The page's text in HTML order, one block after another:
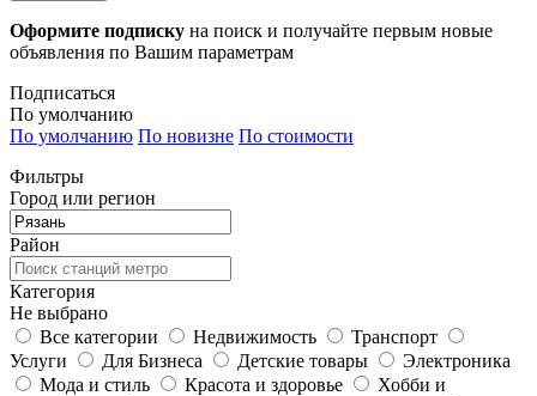
Оформите подписку на поиск и получайте первым новые
объявления по Вашим параметрам
Подписаться
По умолчанию
По умолчанию По новизне По стоимости
Фильтры
Город или регион
Район
Категория
Не выбрано
Все категории
Недвижимость
Транспорт
Услуги
Для Бизнеса Детские товары
Электроника
Мода и стиль
Красота и здоровье
Хобби и